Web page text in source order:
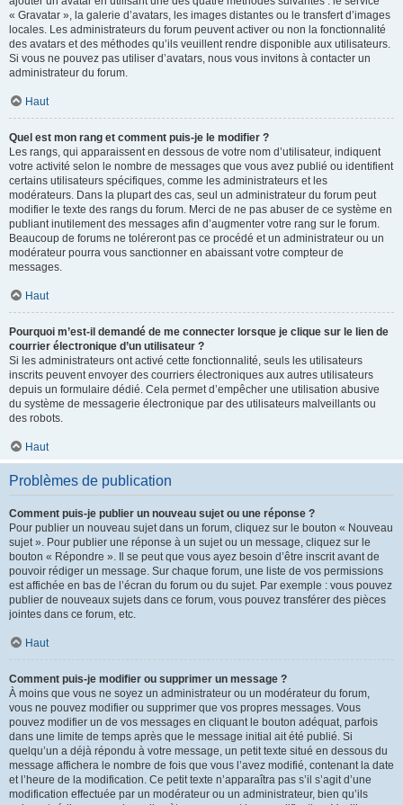
« Gravatar », la galerie d’avatars, les images distantes ou le transfert d’images
locales. Les administrateurs du forum peuvent activer ou non la fonctionnalité
des avatars et des méthodes qu’ils veuillent rendre disponible aux utilisateurs.
Si vous ne pouvez pas utiliser d’avatars, nous vous invitons à contacter un
administrateur du forum.
Haut
Quel est mon rang et comment puis-je le modifier ?
Les rangs, qui apparaissent en dessous de votre nom d’utilisateur, indiquent
votre activité selon le nombre de messages que vous avez publié ou identifient
certains utilisateurs spécifiques, comme les administrateurs et les
modérateurs. Dans la plupart des cas, seul un administrateur du forum peut
modifier le texte des rangs du forum. Merci de ne pas abuser de ce système en
publiant inutilement des messages afin d’augmenter votre rang sur le forum.
Beaucoup de forums ne toléreront pas ce procédé et un administrateur ou un
modérateur pourra vous sanctionner en abaissant votre compteur de
messages.
Haut
Pourquoi m’est-il demandé de me connecter lorsque je clique sur le lien de
courrier électronique d’un utilisateur ?
Si les administrateurs ont activé cette fonctionnalité, seuls les utilisateurs
inscrits peuvent envoyer des courriers électroniques aux autres utilisateurs
depuis un formulaire dédié. Cela permet d’empêcher une utilisation abusive
du système de messagerie électronique par des utilisateurs malveillants ou
des robots.
Haut
Problèmes de publication
Comment puis-je publier un nouveau sujet ou une réponse ?
Pour publier un nouveau sujet dans un forum, cliquez sur le bouton « Nouveau
sujet ». Pour publier une réponse à un sujet ou un message, cliquez sur le
bouton « Répondre ». Il se peut que vous ayez besoin d’être inscrit avant de
pouvoir rédiger un message. Sur chaque forum, une liste de vos permissions
est affichée en bas de l’écran du forum ou du sujet. Par exemple : vous pouvez
publier de nouveaux sujets dans ce forum, vous pouvez transférer des pièces
jointes dans ce forum, etc.
Haut
Comment puis-je modifier ou supprimer un message ?
À moins que vous ne soyez un administrateur ou un modérateur du forum,
vous ne pouvez modifier ou supprimer que vos propres messages. Vous
pouvez modifier un de vos messages en cliquant le bouton adéquat, parfois
dans une limite de temps après que le message initial ait été publié. Si
quelqu’un a déjà répondu à votre message, un petit texte situé en dessous du
message affichera le nombre de fois que vous l’avez modifié, contenant la date
et l’heure de la modification. Ce petit texte n’apparaîtra pas s’il s’agit d’une
modification effectuée par un modérateur ou un administrateur, bien qu’ils